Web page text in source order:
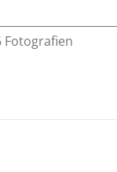
Fotografien